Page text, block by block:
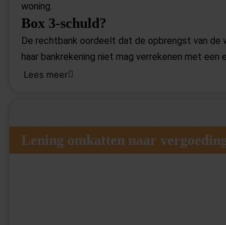
woning.
Box 3-schuld?
De rechtbank oordeelt dat de opbrengst van
haar bankrekening niet mag verrekenen met
koopovereenkomst niet alleen een
Lees meer
Lening omkatten naar